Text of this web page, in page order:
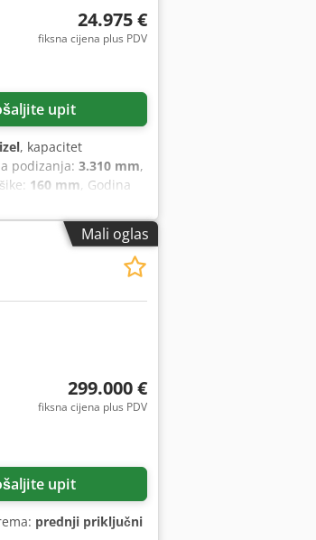
24.975 €
fiksna cijena plus PDV
upit
, kapacitet
podizanja: 3.310 mm,
160 mm, Godina
kran, pogon
Mali oglas
299.000 €
fiksna cijena plus PDV
upit
prednji priključni